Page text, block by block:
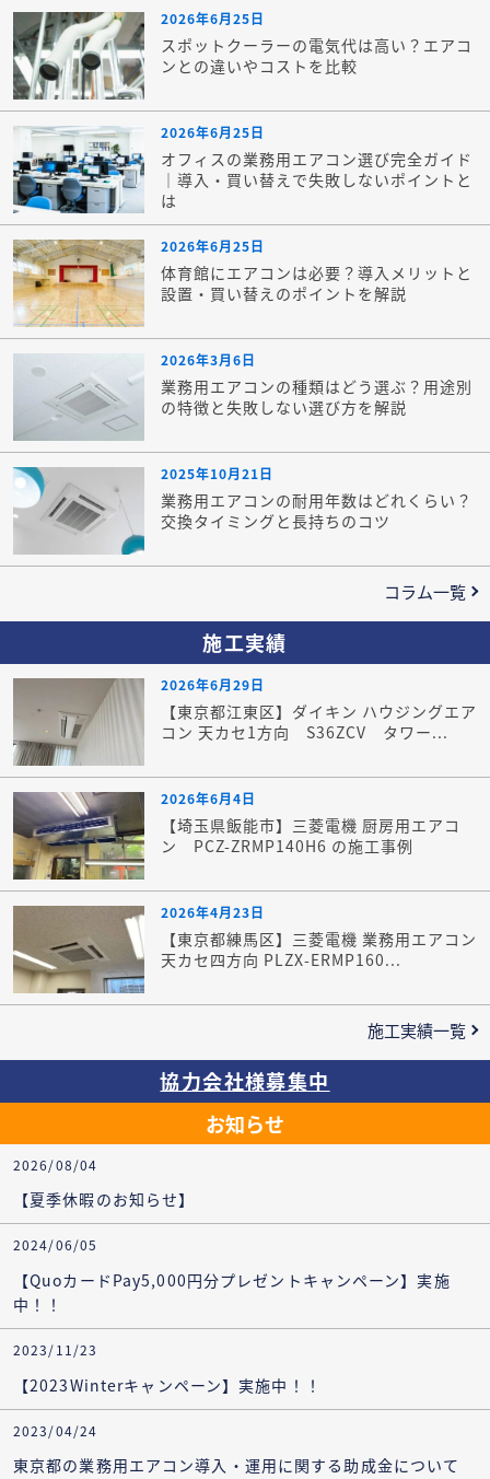
2026年6月25日
スポットクーラーの電気代は高い？エアコ
ンとの違いやコストを比較
2026年6月25日
オフィスの業務用エアコン選び完全ガイド
｜導入・買い替えで失敗しないポイントと
は
2026年6月25日
体育館にエアコンは必要？導入メリットと
設置・買い替えのポイントを解説
2026年3月6日
業務用エアコンの種類はどう選ぶ？用途別
の特徴と失敗しない選び方を解説
2025年10月21日
業務用エアコンの耐用年数はどれくらい？
交換タイミングと長持ちのコツ
コラム一覧
施工実績
2026年6月29日
【東京都江東区】ダイキン ハウジングエア
コン 天カセ1方向 S36ZCV タワー...
2026年6月4日
【埼玉県飯能市】三菱電機 厨房用エアコ
ン PCZ-ZRMP140H6 の施工事例
2026年4月23日
【東京都練馬区】三菱電機 業務用エアコン
天カセ四方向 PLZX-ERMP160...
施工実績一覧
協力会社様募集中
お知らせ
2026/08/04
【夏季休暇のお知らせ】
2024/06/05
【QuoカードPay5,000円分プレゼントキャンペーン】実施
中！！
2023/11/23
【2023Winterキャンペーン】実施中！！
2023/04/24
東京都の業務用エアコン導入・運用に関する助成金について